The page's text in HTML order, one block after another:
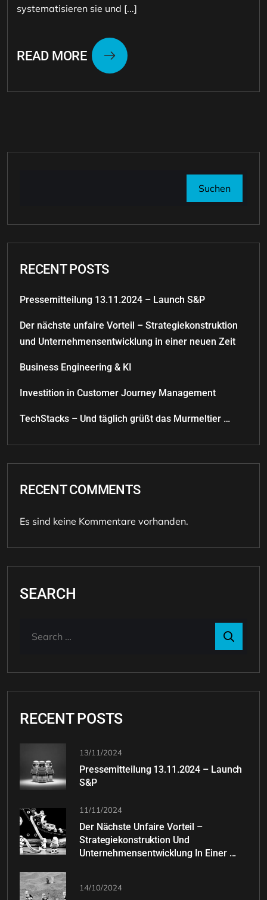
systematisieren sie und [...]
READ MORE
Suchen
RECENT POSTS
Pressemitteilung 13.11.2024 – Launch S&P
Der nächste unfaire Vorteil – Strategiekonstruktion
und Unternehmensentwicklung in einer neuen Zeit
Business Engineering & KI
Investition in Customer Journey Management
TechStacks – Und täglich grüßt das Murmeltier …
RECENT COMMENTS
Es sind keine Kommentare vorhanden.
SEARCH
RECENT POSTS
13/11/2024
Pressemitteilung 13.11.2024 – Launch
S&P
11/11/2024
Der Nächste Unfaire Vorteil –
Strategiekonstruktion Und
Unternehmensentwicklung In Einer ...
14/10/2024